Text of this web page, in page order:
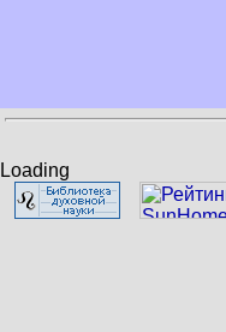
Loading